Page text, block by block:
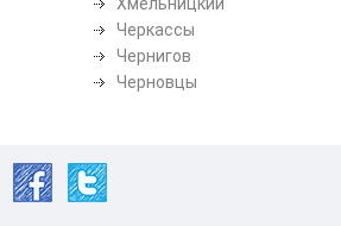
Черкассы
Чернигов
Черновцы